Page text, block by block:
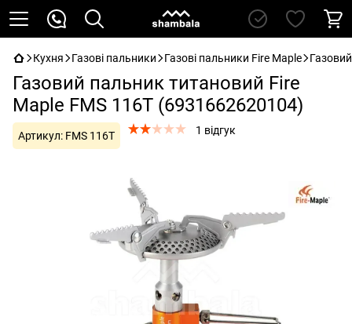
Кухня Газові пальники Газові пальники Fire Maple
Газовий пальник титановий Fire
Maple FMS 116T (6931662620104)
Артикул: FMS 116T 1 відгук